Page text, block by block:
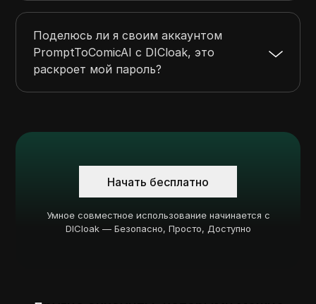
Поделюсь ли я своим аккаунтом
PromptToComicAI с DICloak, это
раскроет мой пароль?
Начать бесплатно
Умное совместное использование начинается с
DICloak — Безопасно, Просто, Доступно